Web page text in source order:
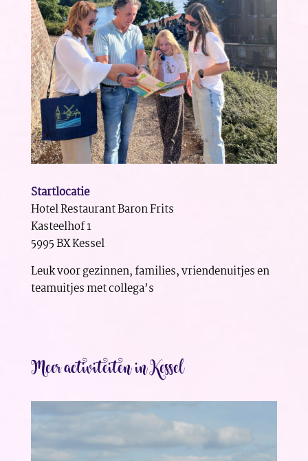
Startlocatie
Hotel Restaurant Baron Frits
Kasteelhof 1
5995 BX Kessel
Leuk voor gezinnen, families, vriendenuitjes en
teamuitjes met collega’s
Meer activiteiten in Kessel